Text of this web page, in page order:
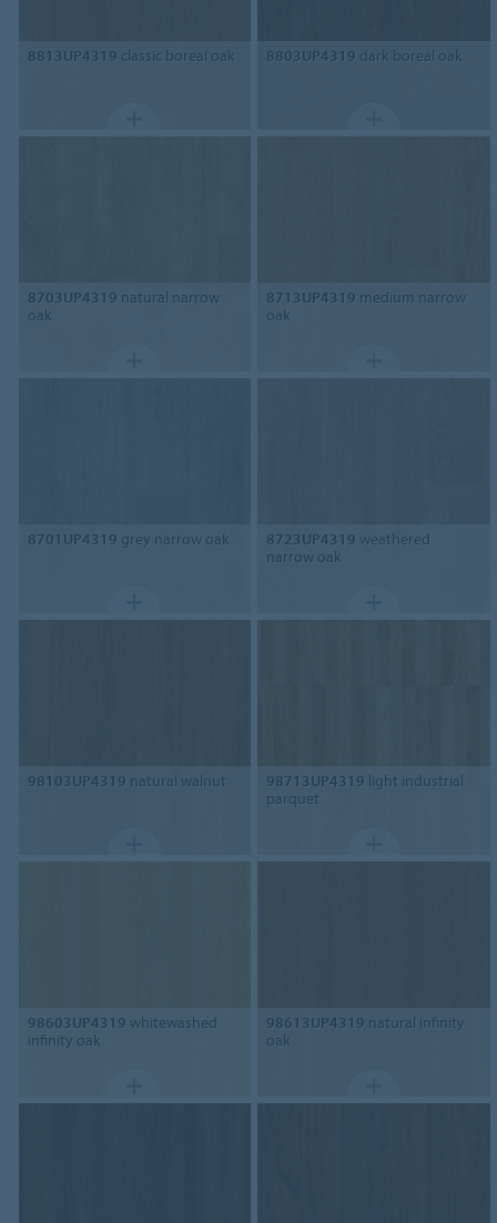
8813UP4319 classic boreal oak 8803UP4319 dark boreal oak
8703UP4319 natural narrow
oak
8713UP4319 medium narrow
oak
8701UP4319 grey narrow oak 8723UP4319 weathered
narrow oak
98103UP4319 natural walnut 98713UP4319 light industrial
parquet
98603UP4319 whitewashed
infinity oak
98613UP4319 natural infinity
oak